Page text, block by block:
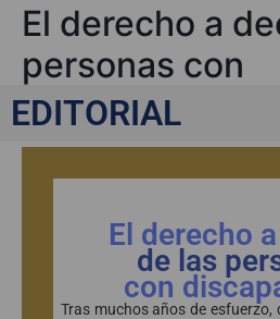
El derecho a
personas con
discapacidad
EDITORIAL
El derecho
de las
con
Tras muchos años de esfuerzo,